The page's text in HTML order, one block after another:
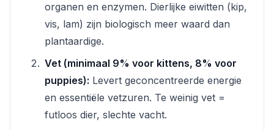
organen en enzymen. Dierlijke eiwitten (kip,
vis, lam) zijn biologisch meer waard dan
plantaardige.
Vet (minimaal 9% voor kittens, 8% voor
puppies): Levert geconcentreerde energie
en essentiële vetzuren. Te weinig vet =
futloos dier, slechte vacht.